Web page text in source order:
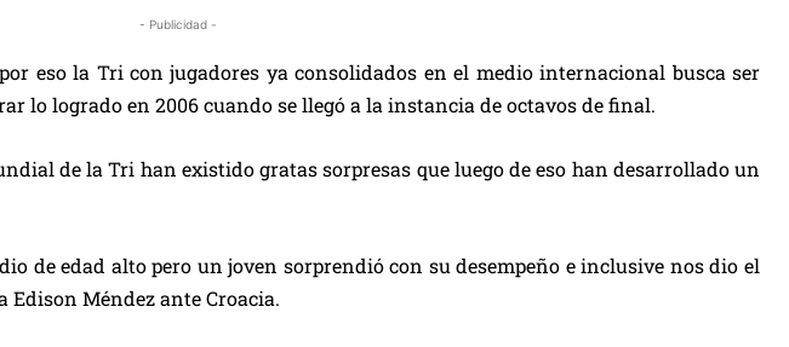
- Publicidad -
eso la Tri con jugadores ya consolidados en el medio internacional busca ser
lo logrado en 2006 cuando se llegó a la instancia de octavos de final.
de la Tri han existido gratas sorpresas que luego de eso han desarrollado un
de edad alto pero un joven sorprendió con su desempeño e inclusive nos dio el
Méndez ante Croacia.